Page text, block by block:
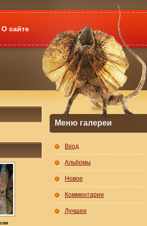
О сайте
Меню галереи
Вход
Альбомы
Новое
Комментарии
Лучшее